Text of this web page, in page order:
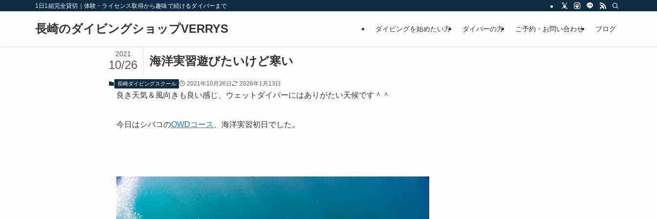
1日1組完全貸切｜体験・ライセンス取得から趣味で続けるダイバーまで
長崎のダイビングショップVERRYS ダイビングを始めたい方 ダイバーの方 ご予約・お問い合わせ ブログ
海洋実習遊びたいけど寒い
2021
10/26
長崎ダイビングスクール 2021年10月26日 2026年1月13日
良き天気＆風向きも良い感じ、ウェットダイバーにはありがたい天候です＾＾
今日はシバコのOWDコース 、海洋実習初日でした。